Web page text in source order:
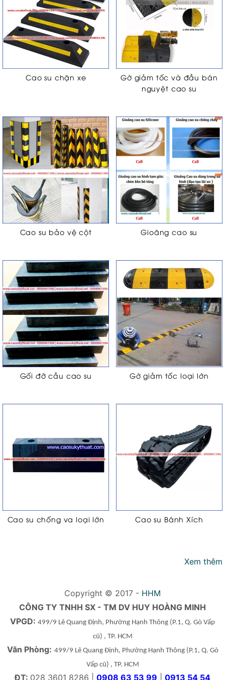
Cao su chặn xe
Gờ giảm tốc và đầu bán
nguyệt cao su
Cao su bảo vệ cột Gioăng cao su
Gối đỡ cầu cao su Gờ giảm tốc loại lớn
Cao su chống va loại lớn Cao su Bánh Xích
Xem thêm
Copyright © 2017 - HHM
CÔNG TY TNHH SX - TM DV HUY HOÀNG MINH
VPGD: 499/9 Lê Quang Định, Phường Hạnh Thông (P.1, Q. Gò Vấp
cũ) , TP. HCM
Văn Phòng: 499/9 Lê Quang Định, Phường Hạnh Thông(P.1, Q. Gò
Vấp cũ) , TP. HCM
ĐT: 028 3601 8286 | 0908 63 53 99 0913 54 54